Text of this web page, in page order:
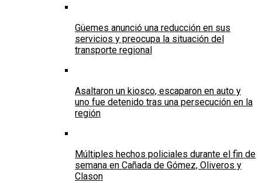
Güemes anunció una reducción en sus
servicios y preocupa la situación del
transporte regional
Asaltaron un kiosco, escaparon en auto y
uno fue detenido tras una persecución en la
región
Múltiples hechos policiales durante el fin de
semana en Cañada de Gómez, Oliveros y
Clason